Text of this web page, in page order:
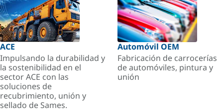
ACE
Impulsando la durabilidad y
la sostenibilidad en el
sector ACE con las
soluciones de
recubrimiento, unión y
sellado de Sames.
Automóvil OEM
Fabricación de carrocerías
de automóviles, pintura y
unión